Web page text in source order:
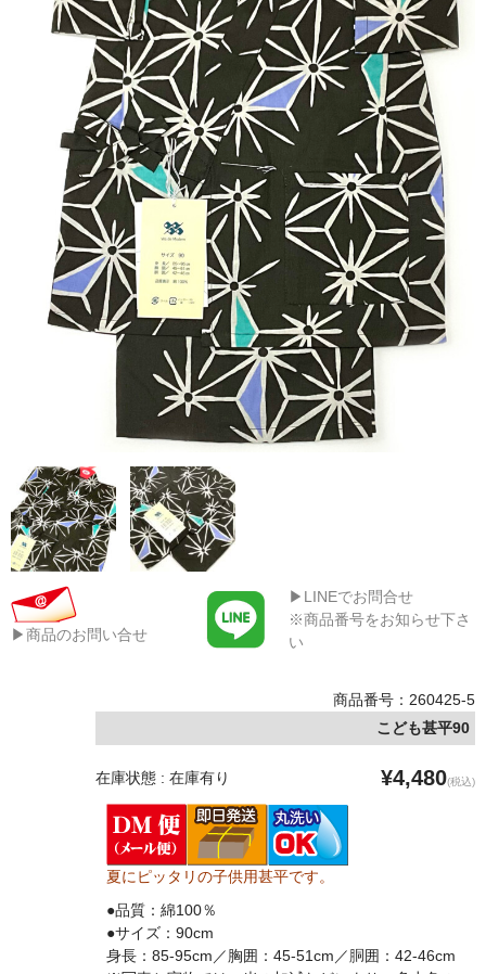
▶商品のお問い合せ
▶LINEでお問合せ
※商品番号をお知らせ下さ
い
商品番号：260425-5
こども甚平90
在庫状態 : 在庫有り ¥4,480(税込)
夏にピッタリの子供用甚平です。
●品質：綿100％
●サイズ：90cm
身長：85-95cm／胸囲：45-51cm／胴囲：42-46cm